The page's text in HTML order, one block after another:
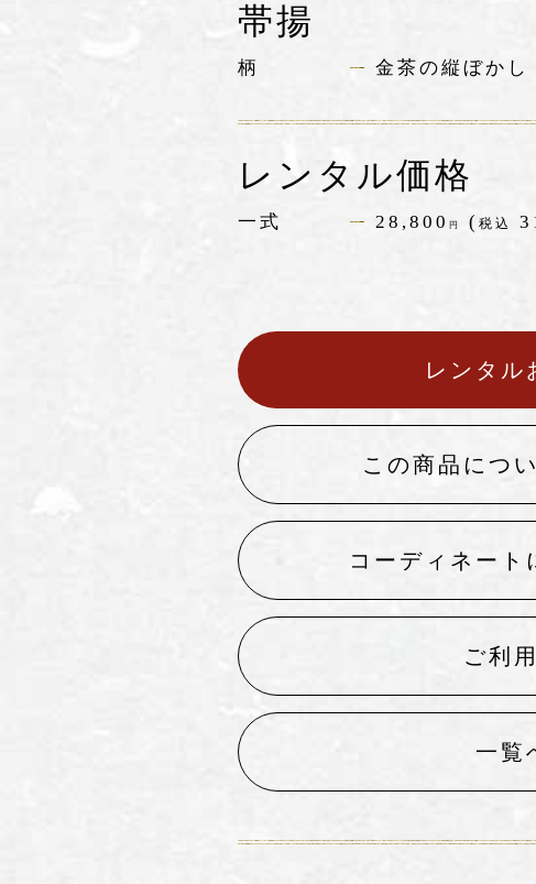
帯揚
柄 金茶の縦ぼかし
レンタル価格
一式 28,800 円 ( 税込
レンタル
この商品につ
コーディネート
ご利
一覧